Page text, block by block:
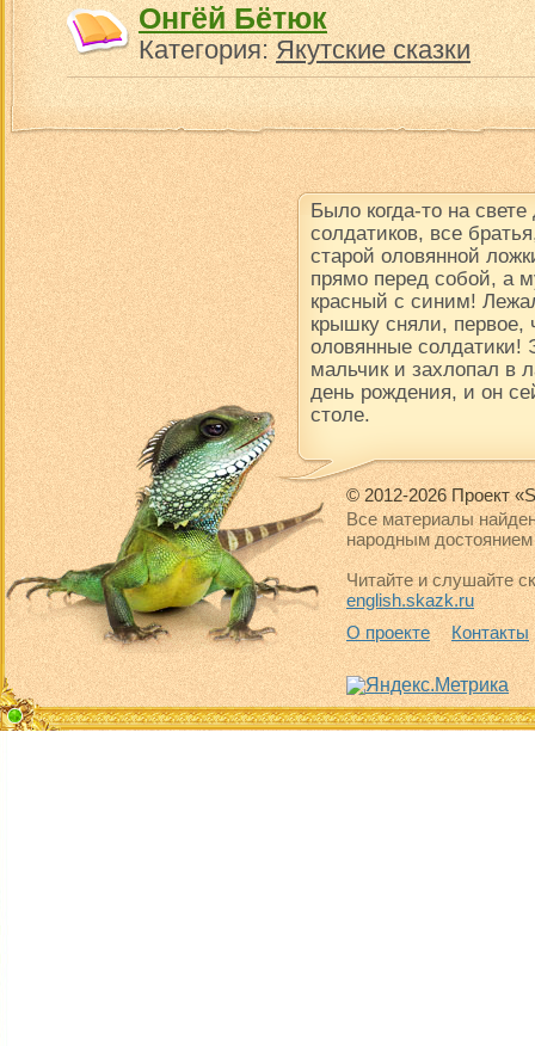
Онгёй Бётюк
Категория:Якутские сказки
Было когда-то на
солдатиков, все
старой оловянной
прямо перед собой, а
красный с синим!
крышку сняли,
оловянные солдатики!
мальчик и захлопал в
день рождения, и он
столе.
© 2012-2026 Проект
Все материалы
народным достоянием
Читайте и слушайте
english.skazk.ru
О проекте
Контакты